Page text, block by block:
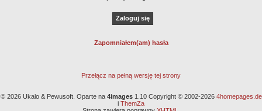
Zapomniałem(am) hasła
Przełącz na pełną wersję tej strony
© 2026 Ukalo & Pewusoft. Oparte na 4images1.10 Copyright © 2002-2026 4homepages.de
i ThemZa